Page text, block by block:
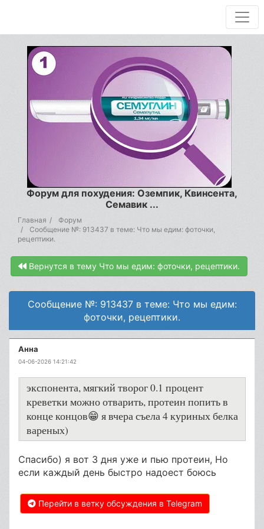
Форум для похудения: Оземпик, Квинсента,
Семавик ...
Главная
Форум
Сообщение №: 913437 в теме: Что мы едим: фоточки,
рецептики.
Вернутся в тему Что мы едим: фоточки, рецептики.
Сообщение №: 913437 в теме: Что мы едим:
фоточки, рецептики.
Анна
04-06-2026 14:21:42
экспонента, мягкий творог 0.1 процент
креветки можно отварить, протеин попить в
конце концов😁 я вчера съела 4 куриных белка
вареных)
Спасибо) я вот 3 дня уже и пью протеин, Но
если каждый день быстро надоест боюсь
Перейти в ветку обсуждения в Telegram